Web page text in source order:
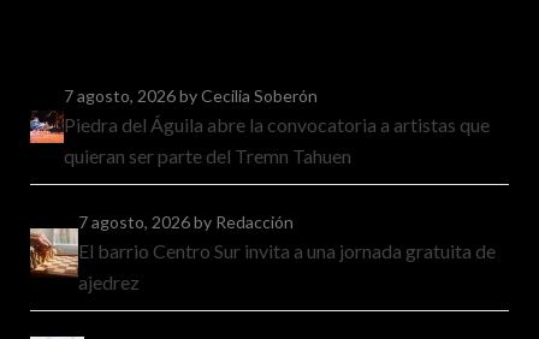
7 agosto, 2026by Cecilia Soberón
Piedra del Águila abre la convocatoria a artistas que
quieran ser parte del Tremn Tahuen
7 agosto, 2026by Redacción
El barrio Centro Sur invita a una jornada gratuita de
ajedrez